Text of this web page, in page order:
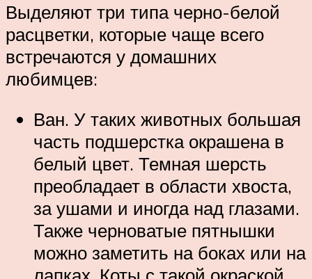
Выделяют три типа черно-белой
расцветки, которые чаще всего
встречаются у домашних
любимцев:
Ван. У таких животных большая
часть подшерстка окрашена в
белый цвет. Темная шерсть
преобладает в области хвоста,
за ушами и иногда над глазами.
Также черноватые пятнышки
можно заметить на боках или на